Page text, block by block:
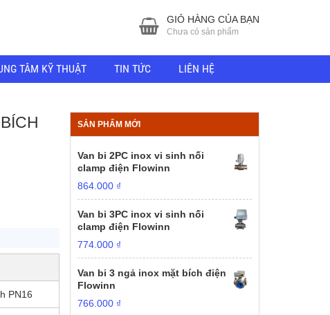
GIỎ HÀNG CỦA BẠN
Chưa có sản phẩm
TÂM KỸ THUẬT TIN TỨC LIÊN HỆ
PN16
SẢN PHẨM MỚI
Van bi 2PC inox vi sinh nối
clamp điện Flowinn
864.000 ₫
Van bi 3PC inox vi sinh nối
clamp điện Flowinn
774.000 ₫
Van bi 3 ngả inox mặt bích điện
Flowinn
766.000 ₫